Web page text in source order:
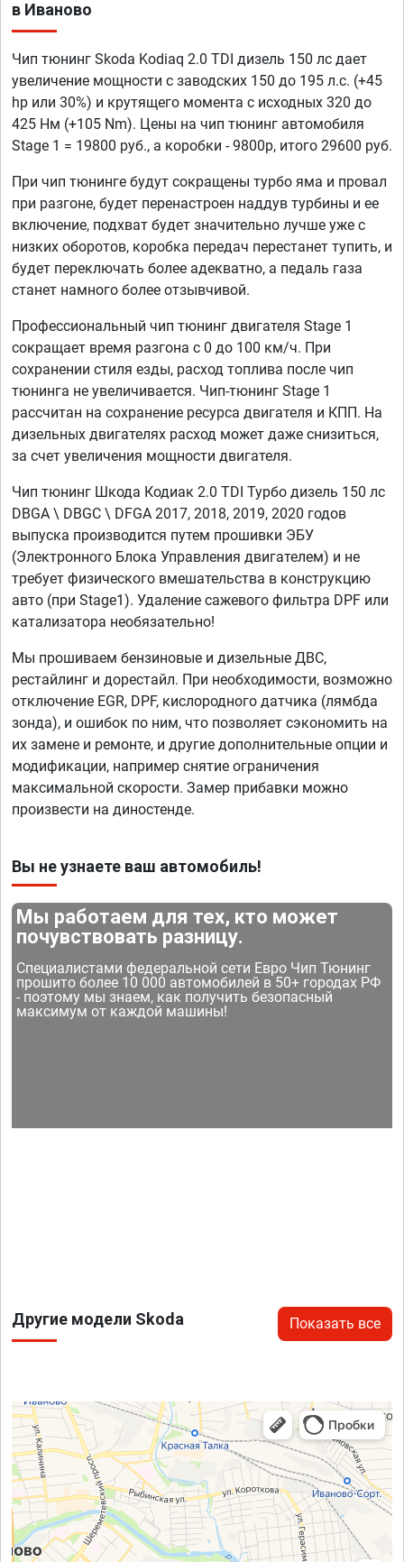
в Иваново
Чип тюнинг Skoda Kodiaq 2.0 TDI дизель 150 лс дает
увеличение мощности с заводских 150 до 195 л.с. (+45
hp или 30%) и крутящего момента с исходных 320 до
425 Нм (+105 Nm). Цены на чип тюнинг автомобиля
Stage 1 = 19800 руб., а коробки - 9800р, итого 29600 руб.
При чип тюнинге будут сокращены турбо яма и провал
при разгоне, будет перенастроен наддув турбины и ее
включение, подхват будет значительно лучше уже с
низких оборотов, коробка передач перестанет тупить, и
будет переключать более адекватно, а педаль газа
станет намного более отзывчивой.
Профессиональный чип тюнинг двигателя Stage 1
сокращает время разгона с 0 до 100 км/ч. При
сохранении стиля езды, расход топлива после чип
тюнинга не увеличивается. Чип-тюнинг Stage 1
рассчитан на сохранение ресурса двигателя и КПП. На
дизельных двигателях расход может даже снизиться,
за счет увеличения мощности двигателя.
Чип тюнинг Шкода Кодиак 2.0 TDI Турбо дизель 150 лс
DBGA \ DBGC \ DFGA 2017, 2018, 2019, 2020 годов
выпуска производится путем прошивки ЭБУ
(Электронного Блока Управления двигателем) и не
требует физического вмешательства в конструкцию
авто (при Stage1). Удаление сажевого фильтра DPF или
катализатора необязательно!
Мы прошиваем бензиновые и дизельные ДВС,
рестайлинг и дорестайл. При необходимости, возможно
отключение EGR, DPF, кислородного датчика (лямбда
зонда), и ошибок по ним, что позволяет сэкономить на
их замене и ремонте, и другие дополнительные опции и
модификации, например снятие ограничения
максимальной скорости. Замер прибавки можно
произвести на диностенде.
Вы не узнаете ваш автомобиль!
Мы работаем для тех, кто может
почувствовать разницу.
Специалистами федеральной сети Евро Чип Тюнинг
прошито более 10 000 автомобилей в 50+ городах РФ
- поэтому мы знаем, как получить безопасный
максимум от каждой машины!
Другие модели Skoda Показать все